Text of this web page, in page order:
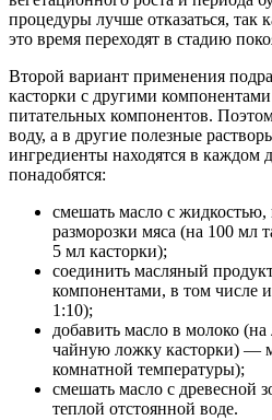
процедуры лучше отказаться, так
это время переходят в стадию
Второй вариант применения
касторки с другими
питательных компонентов.
воду, а в другие полезные
ингредиенты находятся в каждом
понадобятся:
смешать масло с жидкостью,
разморозки мяса (на 100 мл
5 мл касторки);
соединить масляный
компонентами, в том числе
1:10);
добавить масло в молоко
чайную ложку касторки) —
комнатной температуры);
смешать масло с древесной
теплой отстоянной воде.